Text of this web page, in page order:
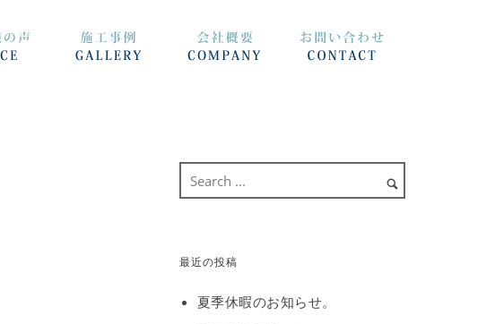
最近の投稿
夏季休暇のお知らせ。